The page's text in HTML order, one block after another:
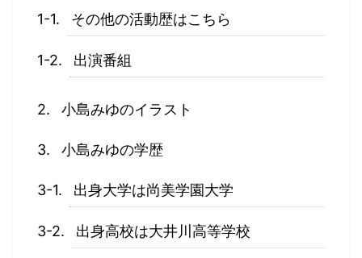
その他の活動歴はこちら
出演番組
小島みゆのイラスト
小島みゆの学歴
出身大学は尚美学園大学
出身高校は大井川高等学校